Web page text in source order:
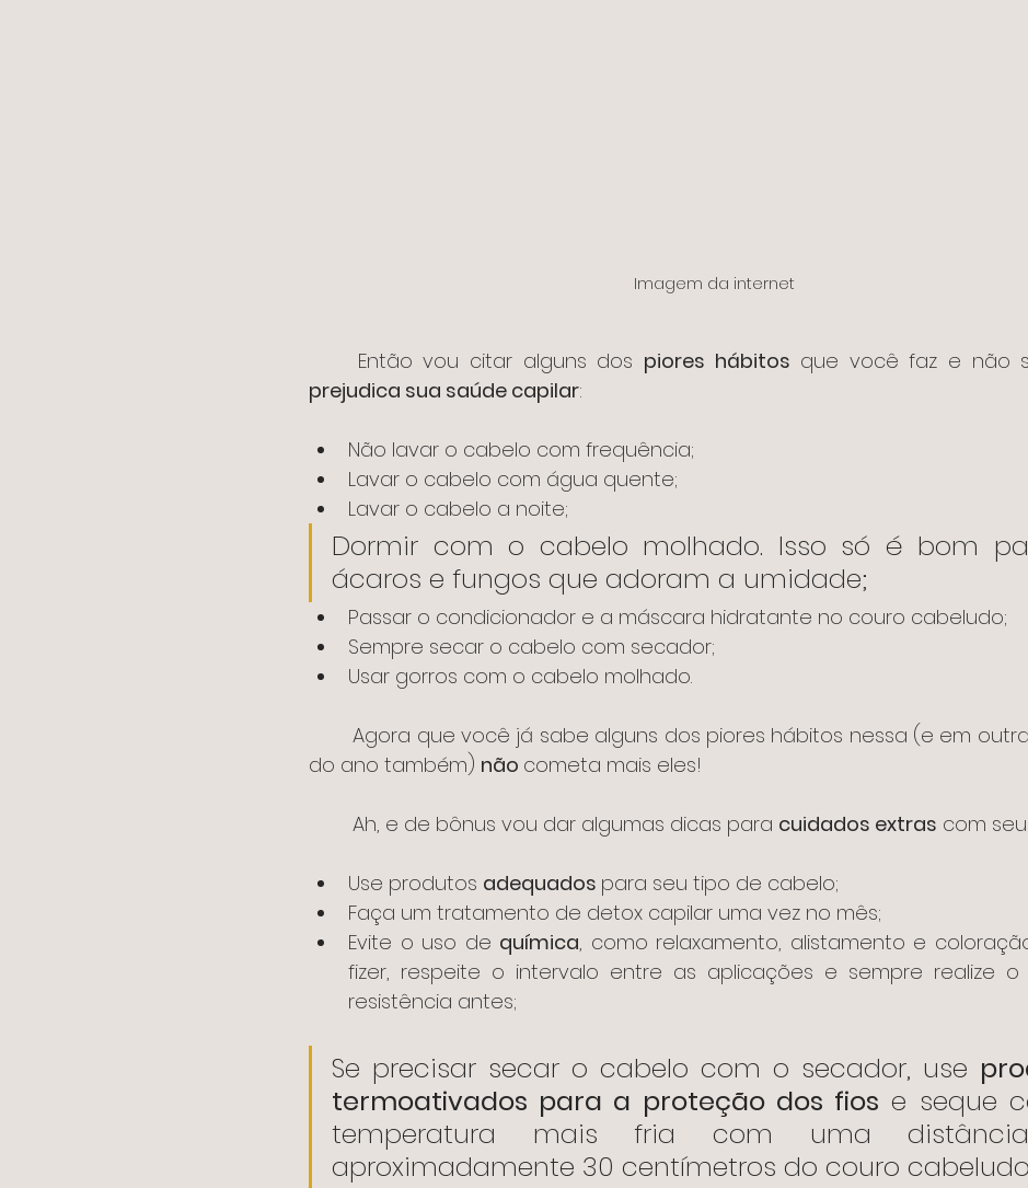
Imagem da internet
	Então vou citar alguns dos
piores hábitos
prejudica sua saúde capilar:
Não lavar o cabelo com frequência;
Lavar o cabelo com água quente;
Lavar o cabelo a noite;
Dormir com o cabelo molhado. Isso só é bom
ácaros e fungos que adoram a umidade;
Passar o condicionador e a máscara hidratante no couro cabeludo;
Sempre secar o cabelo com secador;
Usar gorros com o cabelo molhado.
	Agora que você já sabe alguns dos piores hábitos nessa (e em outras épocas
do ano também) não cometa mais eles!
	Ah, e de bônus vou dar algumas dicas para
cuidados extras com
Use produtos adequados para seu tipo de cabelo;
Faça um tratamento de detox capilar uma vez no mês;
Evite o uso de química, como relaxamento, alistamento e
fizer, respeite o intervalo entre as aplicações e sempre realize
resistência antes;
Se precisar secar o cabelo com o secador, use
termoativados para a proteção dos fios e seque
temperatura mais fria com uma
aproximadamente 30 centímetros do couro